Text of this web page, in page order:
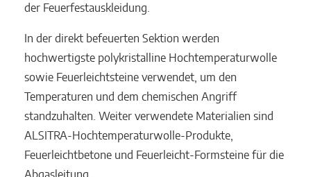
der Feuerfestauskleidung.
In der direkt befeuerten Sektion werden
hochwertigste polykristalline Hochtemperaturwolle
sowie Feuerleichtsteine verwendet, um den
Temperaturen und dem chemischen Angriff
standzuhalten. Weiter verwendete Materialien sind
ALSITRA-Hochtemperaturwolle-Produkte,
Feuerleichtbetone und Feuerleicht-Formsteine für die